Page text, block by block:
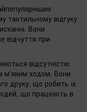
тактильному відгуку
Вони
відчуття при
відсутністю
м'яким ходом. Вони
друку, що робить їх
що працюють в